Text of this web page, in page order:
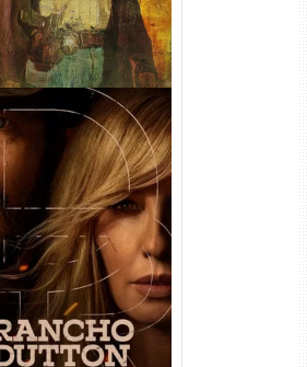
Rancho Dutton 1ª
Torrent (2026)
DL 1080p Dual Áudio